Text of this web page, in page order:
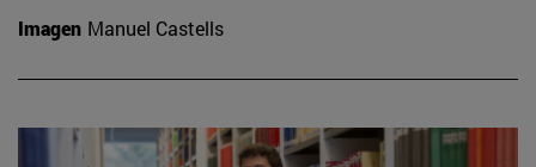
Imagen Manuel Castells